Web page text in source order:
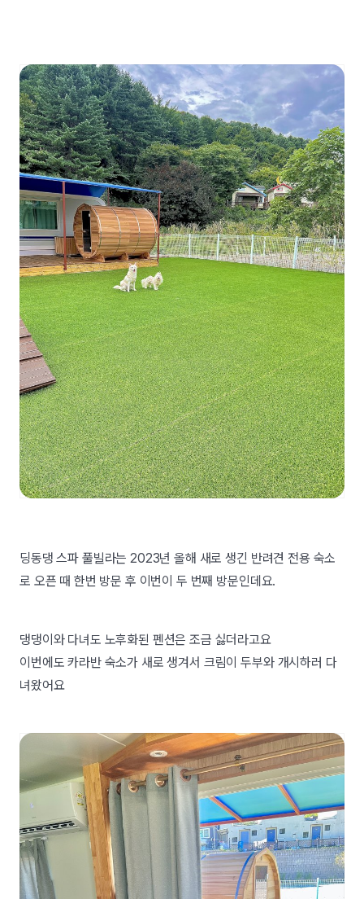
딩동댕 스파 풀빌라는 2023년 올해 새로 생긴 반려견 전용 숙소
로 오픈 때 한번 방문 후 이번이 두 번째 방문인데요.
댕댕이와 다녀도 노후화된 펜션은 조금 싫더라고요
이번에도 카라반 숙소가 새로 생겨서 크림이 두부와 개시하러 다
녀왔어요